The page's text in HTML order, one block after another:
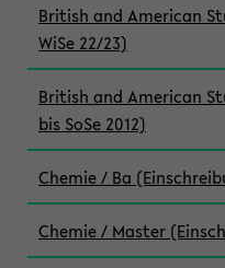
British and American
WiSe 22/23)
British and American
bis SoSe 2012)
Chemie / Ba
Chemie / Master